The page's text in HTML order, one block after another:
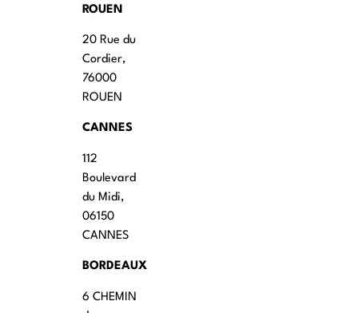
ROUEN
20 Rue du
Cordier,
76000
ROUEN
CANNES
112
Boulevard
du Midi,
06150
CANNES
BORDEAUX
6 CHEMIN